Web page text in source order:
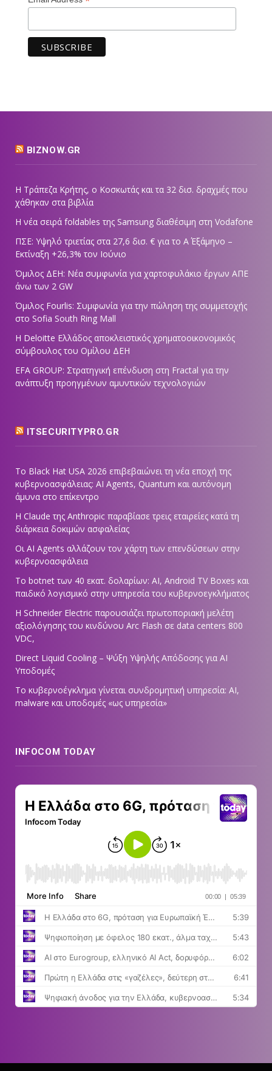
BIZNOW.GR
Η Τράπεζα Κρήτης, ο Κοσκωτάς και τα 32 δισ. δραχμές που
χάθηκαν στα βιβλία
Η νέα σειρά foldables της Samsung διαθέσιμη στη Vodafone
ΠΣΕ: Υψηλό τριετίας στα 27,6 δισ. € για το Α΄ Εξάμηνο –
Εκτίναξη +26,3% τον Ιούνιο
Όμιλος ΔΕΗ: Νέα συμφωνία για χαρτοφυλάκιο έργων ΑΠΕ
άνω των 2 GW
Όμιλος Fourlis: Συμφωνία για την πώληση της συμμετοχής
στο Sofia South Ring Mall
Η Deloitte Ελλάδος αποκλειστικός χρηματοοικονομικός
σύμβουλος του Ομίλου ΔΕΗ
EFA GROUP: Στρατηγική επένδυση στη Fractal για την
ανάπτυξη προηγμένων αμυντικών τεχνολογιών
ITSECURITYPRO.GR
Το Black Hat USA 2026 επιβεβαιώνει τη νέα εποχή της
κυβερνοασφάλειας: AI Agents, Quantum και αυτόνομη
άμυνα στο επίκεντρο
Η Claude της Anthropic παραβίασε τρεις εταιρείες κατά τη
διάρκεια δοκιμών ασφαλείας
Οι AI Agents αλλάζουν τον χάρτη των επενδύσεων στην
κυβερνοασφάλεια
Το botnet των 40 εκατ. δολαρίων: AI, Android TV Boxes και
παιδικό λογισμικό στην υπηρεσία του κυβερνοεγκλήματος
Η Schneider Electric παρουσιάζει πρωτοποριακή μελέτη
αξιολόγησης του κινδύνου Arc Flash σε data centers 800
VDC,
Direct Liquid Cooling – Ψύξη Υψηλής Απόδοσης για AI
Υποδομές
Το κυβερνοέγκλημα γίνεται συνδρομητική υπηρεσία: AI,
malware και υποδομές «ως υπηρεσία»
INFOCOM TODAY